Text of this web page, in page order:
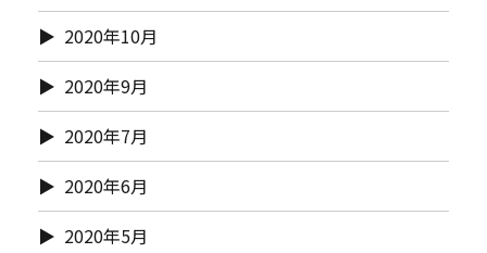
2020年10月
2020年9月
2020年7月
2020年6月
2020年5月